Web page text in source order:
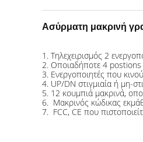
Ασύρματη μακρινή
1. Τηλεχειρισμός 2
2. Οποιαδήποτε 4 postions
3. Ενεργοποιητές που
4. UP/DN στιγμιαία ή μη-
5. 12 κουμπιά μακρινά,
6. Μακρινός κώδικας
7. FCC, CE που